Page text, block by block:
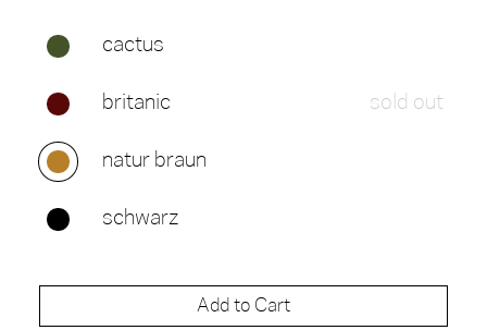
cactus
britanic sold out
natur braun
schwarz
Add to Cart